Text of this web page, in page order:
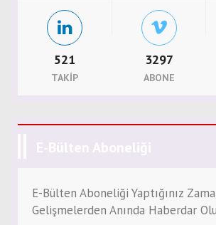
521
TAKIP
3297
ABONE
E-Bülten Aboneliği
E-Bülten Aboneliği Yaptığınız
Gelişmelerden Anında Haberdar